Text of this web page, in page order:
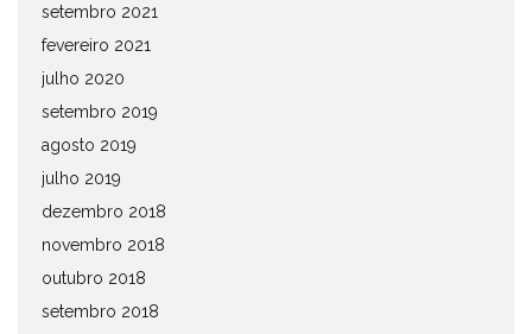
setembro 2021
fevereiro 2021
julho 2020
setembro 2019
agosto 2019
julho 2019
dezembro 2018
novembro 2018
outubro 2018
setembro 2018